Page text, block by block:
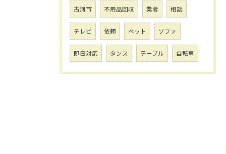
古河市 不用品回収 業者 相談
テレビ 依頼 ベット ソファ
即日対応 タンス テーブル 自転車